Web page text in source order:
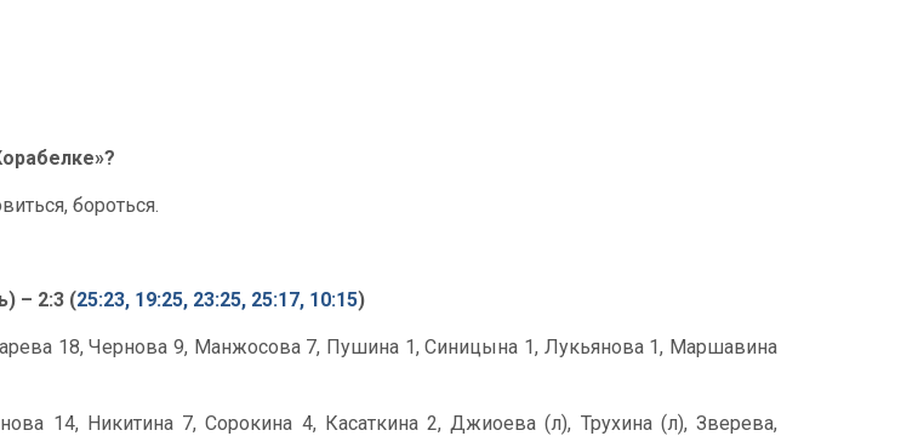
бороться.
– 2:3 (25:23, 19:25, 23:25, 25:17, 10:15)
18, Чернова 9, Манжосова 7, Пушина 1, Синицына 1, Лукьянова 1, Маршавина
14, Никитина 7, Сорокина 4, Касаткина 2, Джиоева (л), Трухина (л), Зверева,